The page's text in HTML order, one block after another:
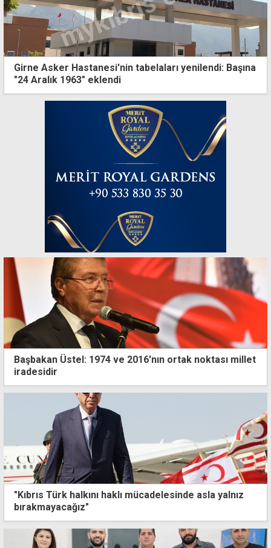
Girne Asker Hastanesi'nin tabelaları yenilendi: Başına
"24 Aralık 1963" eklendi
Başbakan Üstel: 1974 ve 2016'nın ortak noktası millet
iradesidir
"Kıbrıs Türk halkını haklı mücadelesinde asla yalnız
bırakmayacağız"